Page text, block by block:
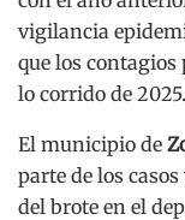
vigilancia
que los contagios
lo corrido de 2025.
El municipio de
parte de los
del brote en el